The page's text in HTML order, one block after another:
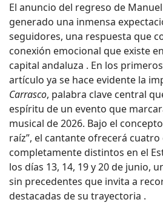
El anuncio del regreso de
generado una inmensa
seguidores, una respuesta que
conexión emocional que existe
capital andaluza . En los
artículo ya se hace evidente la
Carrasco, palabra clave central
espíritu de un evento que
musical de 2026. Bajo el
raíz”, el cantante ofrecerá
completamente distintos en el
los días 13, 14, 19 y 20 de junio,
sin precedentes que invita a
destacadas de su trayectoria .